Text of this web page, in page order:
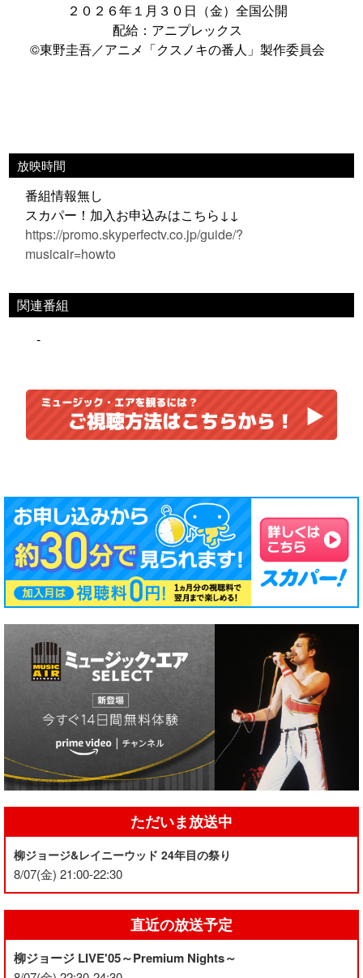
２０２６年１月３０日（金）全国公開
配給：アニプレックス
©東野圭吾／アニメ「クスノキの番人」製作委員会
放映時間
番組情報無し
スカパー！加入お申込みはこちら↓↓
https://promo.skyperfectv.co.jp/guide/?
musicair=howto
関連番組
-
ただいま放送中
柳ジョージ&レイニーウッド 24年目の祭り
8/07(金) 21:00-22:30
直近の放送予定
柳ジョージ LIVE'05～Premium Nights～